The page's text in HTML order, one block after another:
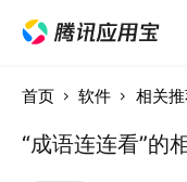
首页 软件 相关
“成语连连看”的